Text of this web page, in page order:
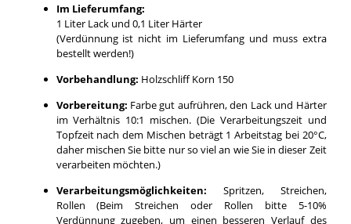
Im Lieferumfang:
1 Liter Lack und 0,1 Liter Härter
(Verdünnung ist nicht im Lieferumfang und muss extra
bestellt werden!)
Vorbehandlung: Holzschliff Korn 150
Vorbereitung: Farbe gut aufrühren, den Lack und Härter
im Verhältnis 10:1 mischen. (Die Verarbeitungszeit und
Topfzeit nach dem Mischen beträgt 1 Arbeitstag bei 20°C,
daher mischen Sie bitte nur so viel an wie Sie in dieser Zeit
verarbeiten möchten.)
Verarbeitungsmöglichkeiten: Spritzen, Streichen,
Rollen (Beim Streichen oder Rollen bitte 5-10%
Verdünnung zugeben, um einen besseren Verlauf des